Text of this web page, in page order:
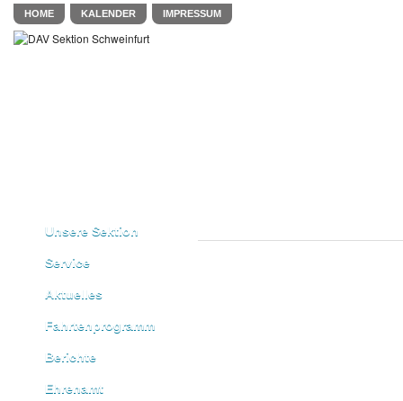
HOME KALENDER IMPRESSUM
Unsere Sektion
Service
Aktuelles
Fahrtenprogramm
Berichte
Ehrenamt